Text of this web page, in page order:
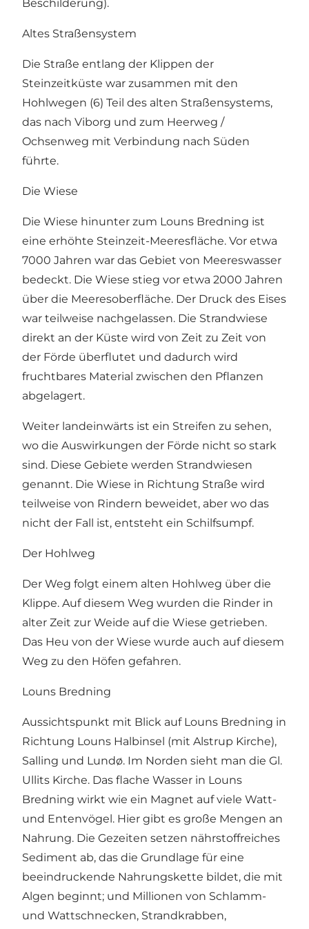
Beschilderung).
Altes Straßensystem
Die Straße entlang der Klippen der
Steinzeitküste war zusammen mit den
Hohlwegen (6) Teil des alten Straßensystems,
das nach Viborg und zum Heerweg /
Ochsenweg mit Verbindung nach Süden
führte.
Die Wiese
Die Wiese hinunter zum Louns Bredning ist
eine erhöhte Steinzeit-Meeresfläche. Vor etwa
7000 Jahren war das Gebiet von Meereswasser
bedeckt. Die Wiese stieg vor etwa 2000 Jahren
über die Meeresoberfläche. Der Druck des Eises
war teilweise nachgelassen. Die Strandwiese
direkt an der Küste wird von Zeit zu Zeit von
der Förde überflutet und dadurch wird
fruchtbares Material zwischen den Pflanzen
abgelagert.
Weiter landeinwärts ist ein Streifen zu sehen,
wo die Auswirkungen der Förde nicht so stark
sind. Diese Gebiete werden Strandwiesen
genannt. Die Wiese in Richtung Straße wird
teilweise von Rindern beweidet, aber wo das
nicht der Fall ist, entsteht ein Schilfsumpf.
Der Hohlweg
Der Weg folgt einem alten Hohlweg über die
Klippe. Auf diesem Weg wurden die Rinder in
alter Zeit zur Weide auf die Wiese getrieben.
Das Heu von der Wiese wurde auch auf diesem
Weg zu den Höfen gefahren.
Louns Bredning
Aussichtspunkt mit Blick auf Louns Bredning in
Richtung Louns Halbinsel (mit Alstrup Kirche),
Salling und Lundø. Im Norden sieht man die Gl.
Ullits Kirche. Das flache Wasser in Louns
Bredning wirkt wie ein Magnet auf viele Watt-
und Entenvögel. Hier gibt es große Mengen an
Nahrung. Die Gezeiten setzen nährstoffreiches
Sediment ab, das die Grundlage für eine
beeindruckende Nahrungskette bildet, die mit
Algen beginnt; und Millionen von Schlamm-
und Wattschnecken, Strandkrabben,